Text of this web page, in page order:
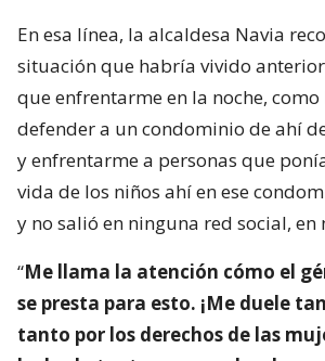
En esa línea, la alcaldesa Navia
situación que habría vivido
que enfrentarme en la noche,
defender a un condominio de ahí
y enfrentarme a personas que
vida de los niños ahí en ese
y no salió en ninguna red social, en
“Me llama la atención cómo el
se presta para esto. ¡Me duele
tanto por los derechos de las